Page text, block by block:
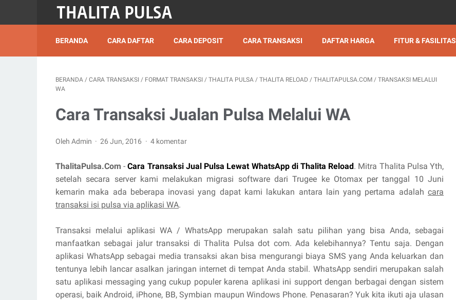
BERANDA CARA DAFTAR CARA DEPOSIT CARA TRANSAKSI DAFTAR HARGA FITUR & FASILITAS
BERANDA / CARA TRANSAKSI / FORMAT TRANSAKSI / THALITA PULSA / THALITA RELOAD / THALITAPULSA.COM / TRANSAKSI MELALUI
WA
Cara Transaksi Jualan Pulsa Melalui WA
Oleh Admin 26 Jun, 2016 4 komentar
ThalitaPulsa.Com -Cara Transaksi Jual Pulsa Lewat WhatsApp di Thalita Reload. Mitra Thalita Pulsa Yth,
setelah secara server kami melakukan migrasi software dari Trugee ke Otomax per tanggal 10 Juni
kemarin maka ada beberapa inovasi yang dapat kami lakukan antara lain yang pertama adalah cara
transaksi isi pulsa via aplikasi WA.
Transaksi melalui aplikasi WA / WhatsApp merupakan salah satu pilihan yang bisa Anda, sebagai
manfaatkan sebagai jalur transaksi di Thalita Pulsa dot com. Ada kelebihannya? Tentu saja. Dengan
aplikasi WhatsApp sebagai media transaksi akan bisa mengurangi biaya SMS yang Anda keluarkan dan
tentunya lebih lancar asalkan jaringan internet di tempat Anda stabil. WhatsApp sendiri merupakan salah
satu aplikasi messaging yang cukup populer karena aplikasi ini support dengan berbagai dengan sistem
operasi, baik Android, iPhone, BB, Symbian maupun Windows Phone. Penasaran? Yuk kita ikuti aja ulasan